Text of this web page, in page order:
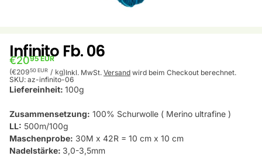
Infinito Fb. 06
€2095 EUR
Stückpreis
(€20950 EUR / pro
kg)Inkl. MwSt. Versand wird beim Checkout berechnet.
SKU: az-infinito-06
Liefereinheit: 100g
Zusammensetzung: 100% Schurwolle ( Merino ultrafine )
LL: 500m/100g
Maschenprobe: 30M x 42R = 10 cm x 10 cm
Nadelstärke: 3,0-3,5mm